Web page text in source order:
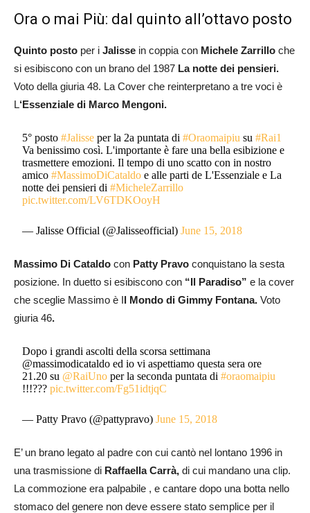
Ora o mai Più: dal quinto all’ottavo posto
Quinto posto per i Jalisse in coppia con Michele Zarrillo che
si esibiscono con un brano del 1987 La notte dei pensieri.
Voto della giuria 48. La Cover che reinterpretano a tre voci è
L‘Essenziale di Marco Mengoni.
5° posto#Jalisse per la 2a puntata di#Oraomaipiu su#Rai1
Va benissimo così. L'importante è fare una bella esibizione e
trasmettere emozioni. Il tempo di uno scatto con in nostro
amico#MassimoDiCataldo e alle parti de L'Essenziale e La
notte dei pensieri di#MicheleZarrillo
pic.twitter.com/LV6TDKOoyH
— Jalisse Official (@Jalisseofficial)June 15, 2018
Massimo Di Cataldo con Patty Pravo conquistano la sesta
posizione. In duetto si esibiscono con “Il Paradiso” e la cover
che sceglie Massimo è Il Mondo di Gimmy Fontana. Voto
giuria 46.
Dopo i grandi ascolti della scorsa settimana
@massimodicataldo ed io vi aspettiamo questa sera ore
21.20 su @RaiUno per la seconda puntata di#oraomaipiu
!!!???pic.twitter.com/Fg51idtjqC
— Patty Pravo (@pattypravo)June 15, 2018
E’ un brano legato al padre con cui cantò nel lontano 1996 in
una trasmissione di Raffaella Carrà, di cui mandano una clip.
La commozione era palpabile , e cantare dopo una botta nello
stomaco del genere non deve essere stato semplice per il